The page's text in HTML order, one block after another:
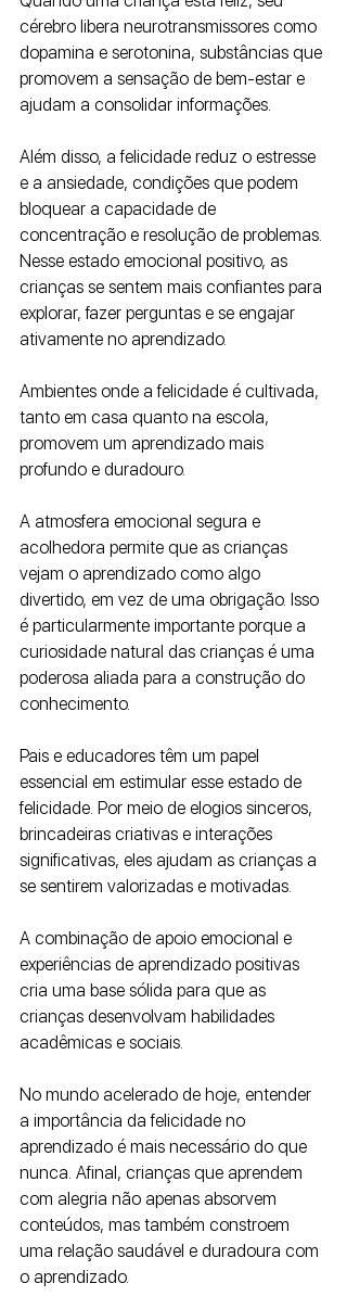
cérebro libera neurotransmissores como
dopamina e serotonina, substâncias que
promovem a sensação de bem-estar e
ajudam a consolidar informações.
Além disso, a felicidade reduz o estresse
e a ansiedade, condições que podem
bloquear a capacidade de
concentração e resolução de problemas.
Nesse estado emocional positivo, as
crianças se sentem mais confiantes para
explorar, fazer perguntas e se engajar
ativamente no aprendizado.
Ambientes onde a felicidade é cultivada,
tanto em casa quanto na escola,
promovem um aprendizado mais
profundo e duradouro.
A atmosfera emocional segura e
acolhedora permite que as crianças
vejam o aprendizado como algo
divertido, em vez de uma obrigação. Isso
é particularmente importante porque a
curiosidade natural das crianças é uma
poderosa aliada para a construção do
conhecimento.
Pais e educadores têm um papel
essencial em estimular esse estado de
felicidade. Por meio de elogios sinceros,
brincadeiras criativas e interações
significativas, eles ajudam as crianças a
se sentirem valorizadas e motivadas.
A combinação de apoio emocional e
experiências de aprendizado positivas
cria uma base sólida para que as
crianças desenvolvam habilidades
acadêmicas e sociais.
No mundo acelerado de hoje, entender
a importância da felicidade no
aprendizado é mais necessário do que
nunca. Afinal, crianças que aprendem
com alegria não apenas absorvem
conteúdos, mas também constroem
uma relação saudável e duradoura com
o aprendizado.